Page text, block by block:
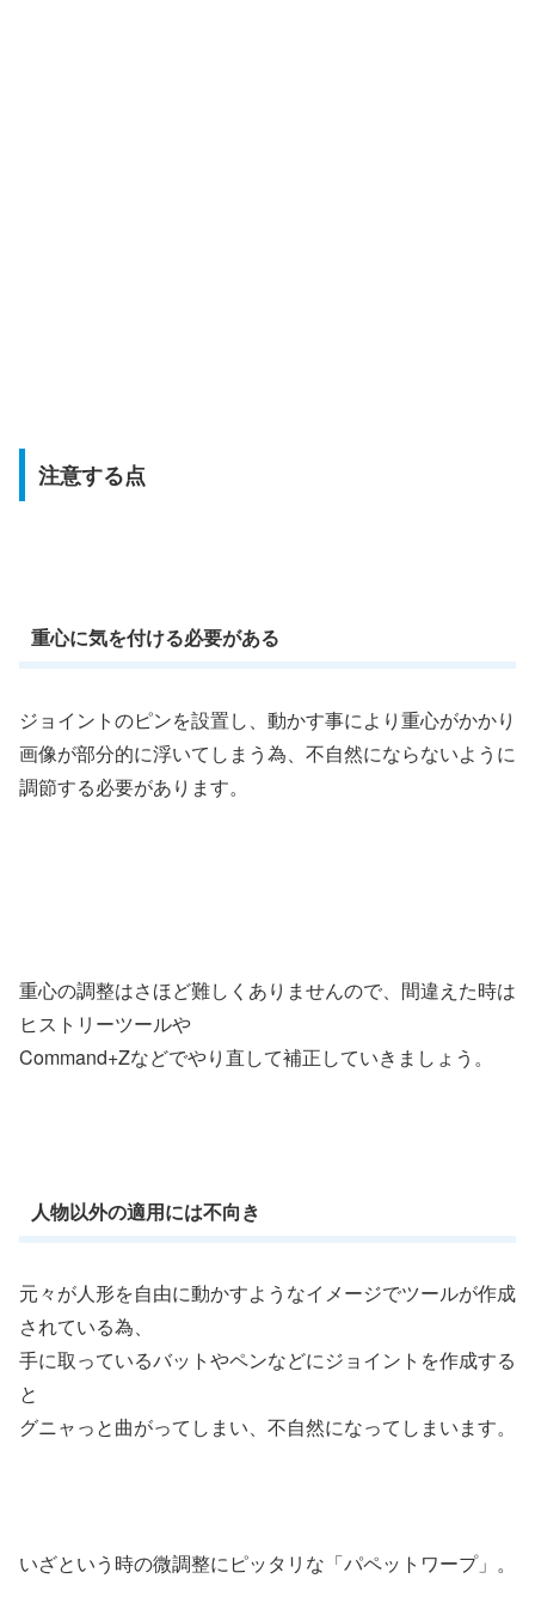
注意する点
重心に気を付ける必要がある
ジョイントのピンを設置し、動かす事により重心がかかり
画像が部分的に浮いてしまう為、不自然にならないように
調節する必要があります。
重心の調整はさほど難しくありませんので、間違えた時は
ヒストリーツールや
Command+Zなどでやり直して補正していきましょう。
人物以外の適用には不向き
元々が人形を自由に動かすようなイメージでツールが作成
されている為、
手に取っているバットやペンなどにジョイントを作成する
と
グニャっと曲がってしまい、不自然になってしまいます。
いざという時の微調整にピッタリな「パペットワープ」。